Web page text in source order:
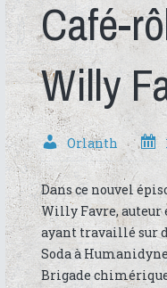
Café-
Willy
Orlanth
Dans ce nouvel
Willy Favre,
ayant travaillé sur
Soda à
Brigade